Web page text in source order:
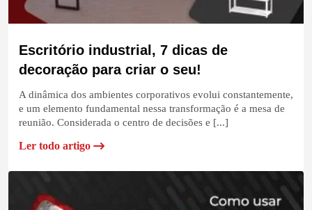
Escritório industrial, 7 dicas de
decoração para criar o seu!
A dinâmica dos ambientes corporativos evolui constantemente,
e um elemento fundamental nessa transformação é a mesa de
reunião. Considerada o centro de decisões e [...]
Ler todo artigo